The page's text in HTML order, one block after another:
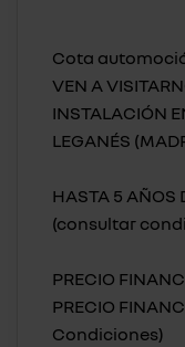
Cota
VEN A
INSTALACIÓN
LEGANÉS
HASTA 5 AÑOS
(consultar
PRECIO
PRECIO
Condiciones)